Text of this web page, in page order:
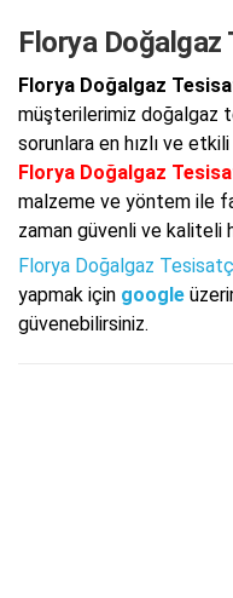
Florya
Florya Doğalgaz
müşterilerimiz doğalgaz
sorunlara en hızlı ve
Florya Doğalgaz
malzeme ve yöntem ile
zaman güvenli ve kaliteli
Florya Doğalgaz
yapmak için google
güvenebilirsiniz.